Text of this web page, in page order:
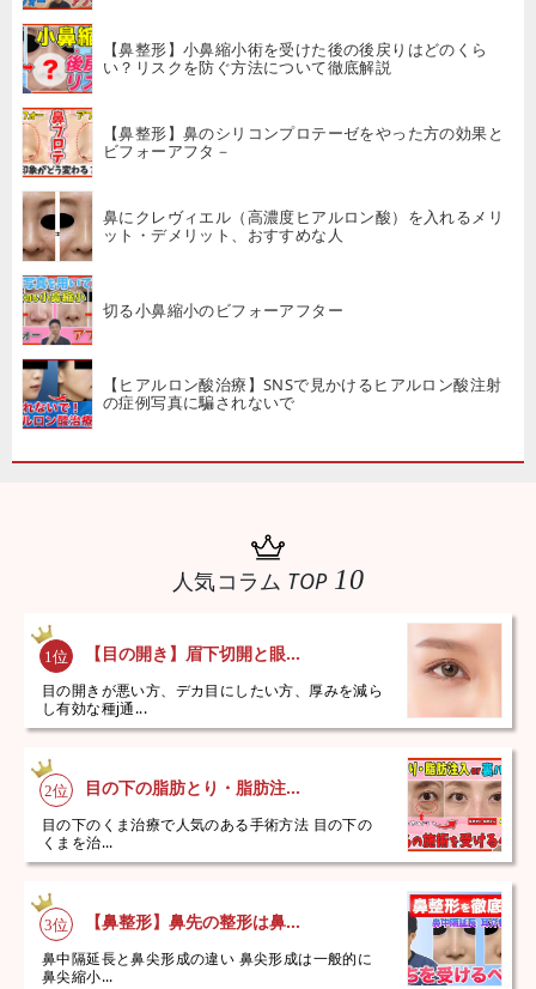
【鼻整形】小鼻縮小術を受けた後の後戻りはどのくら
い？リスクを防ぐ方法について徹底解説
【鼻整形】鼻のシリコンプロテーゼをやった方の効果と
ビフォーアフタ－
鼻にクレヴィエル（高濃度ヒアルロン酸）を入れるメリ
ット・デメリット、おすすめな人
切る小鼻縮小のビフォーアフター
【ヒアルロン酸治療】SNSで見かけるヒアルロン酸注射
の症例写真に騙されないで
人気コラム TOP 10
【目の開き】眉下切開と眼...
目の開きが悪い方、デカ目にしたい方、厚みを減ら
し有効な種j通...
目の下の脂肪とり・脂肪注...
目の下のくま治療で人気のある手術方法 目の下の
くまを治...
【鼻整形】鼻先の整形は鼻...
鼻中隔延長と鼻尖形成の違い 鼻尖形成は一般的に
鼻尖縮小...